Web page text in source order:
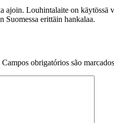
ajoin. Louhintalaite on
erittäin hankalaa.
Campos obrigatórios são